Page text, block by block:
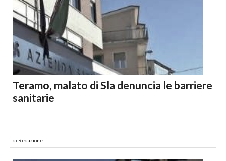
Teramo, malato di Sla denuncia le barriere
sanitarie
di Redazione